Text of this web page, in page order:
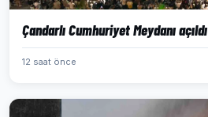
Çandarlı Cumhuriyet Meydanı açıldı
12 saat önce